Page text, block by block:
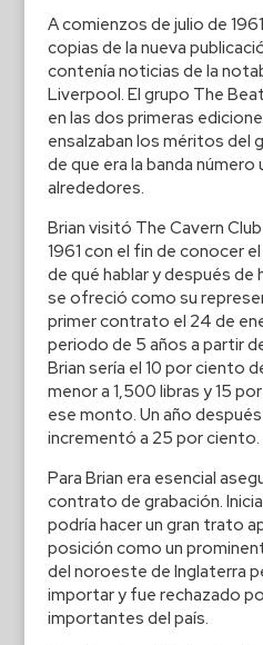
A comienzos de julio de
copias de la nueva
contenía noticias de la
Liverpool. El grupo The
en las dos primeras
ensalzaban los méritos del
de que era la banda número
alrededores.
Brian visitó The Cavern
1961 con el fin de conocer
de qué hablar y después
se ofreció como su
primer contrato el 24 de
periodo de 5 años a partir
Brian sería el 10 por ciento
menor a 1,500 libras y 15
ese monto. Un año
incrementó a 25 por ciento.
Para Brian era esencial
contrato de grabación.
podría hacer un gran trato
posición como un
del noroeste de Inglaterra
importar y fue rechazado
importantes del país.